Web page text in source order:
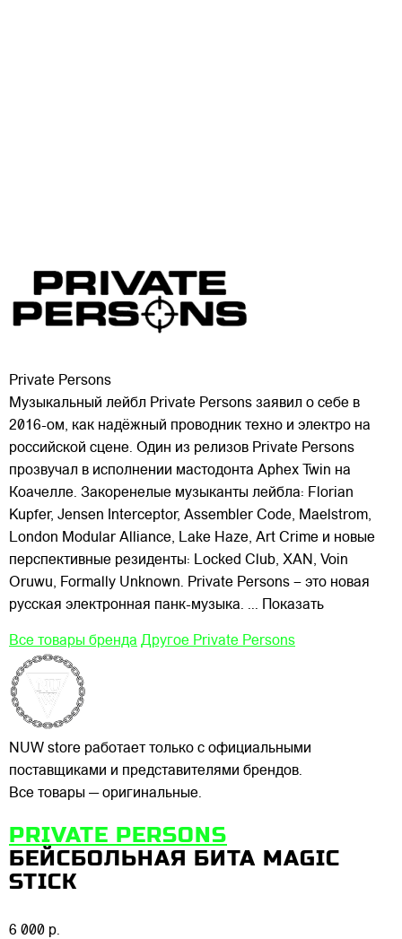
Private Persons
Музыкальный лейбл Private Persons заявил о себе в
2016-ом, как надёжный проводник техно и электро на
российской сцене. Один из релизов Private Persons
прозвучал в исполнении мастодонта Aphex Twin на
Коачелле. Закоренелые музыканты лейбла: Florian
Kupfer, Jensen Interceptor, Assembler Code, Maelstrom,
London Modular Alliance, Lake Haze, Art Crime и новые
перспективные резиденты: Locked Club, XAN, Voin
Oruwu, Formally Unknown. Private Persons – это новая
русская электронная панк-музыка. ... Показать
Все товары бренда Другое Private Persons
NUW store работает только с официальными
поставщиками и представителями брендов.
Все товары — оригинальные.
PRIVATE PERSONS
БЕЙСБОЛЬНАЯ БИТА MAGIC
STICK
6 000 р.